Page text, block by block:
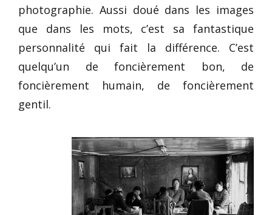
photographie. Aussi doué dans les images
que dans les mots, c’est sa fantastique
personnalité qui fait la différence. C’est
quelqu’un de foncièrement bon, de
foncièrement humain, de foncièrement
gentil.